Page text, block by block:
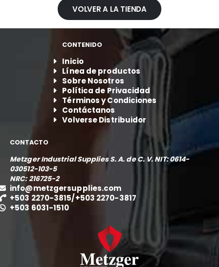
VOLVER A LA TIENDA
CONTENIDO
Inicio
Línea de productos
Sobre Nosotros
Política de Privacidad
Términos y Condiciones
Contáctanos
Volverse Distribuidor
CONTACTO
Metzger Industrial Supplies S. A. de C. V. NIT: 0614-
030512-103-5
NRC: 216725-2
info@metzgersupplies.com
+503 2270-3815/+503 2270-3817
+503 6031-1510